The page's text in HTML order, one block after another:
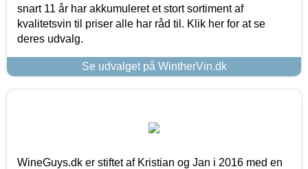
snart 11 år har akkumuleret et stort sortiment af
kvalitetsvin til priser alle har råd til. Klik her for at se
deres udvalg.
Se udvalget på WintherVin.dk
WineGuys.dk er stiftet af Kristian og Jan i 2016 med en